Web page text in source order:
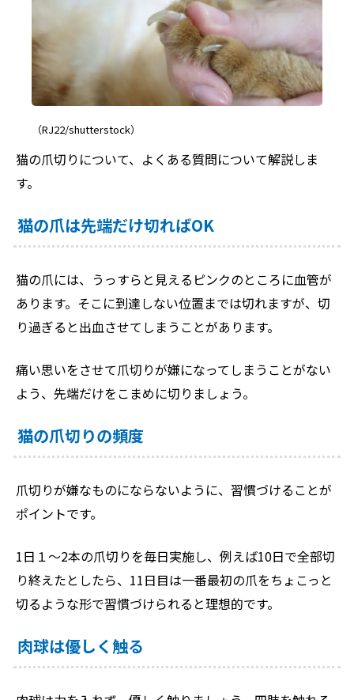
（RJ22/shutterstock）
猫の爪切りについて、よくある質問について解説しま
す。
猫の爪は先端だけ切ればOK
猫の爪には、うっすらと見えるピンクのところに血管が
あります。そこに到達しない位置までは切れますが、切
り過ぎると出血させてしまうことがあります。
痛い思いをさせて爪切りが嫌になってしまうことがない
よう、先端だけをこまめに切りましょう。
猫の爪切りの頻度
爪切りが嫌なものにならないように、習慣づけることが
ポイントです。
1日１～2本の爪切りを毎日実施し、例えば10日で全部切
り終えたとしたら、11日目は一番最初の爪をちょこっと
切るような形で習慣づけられると理想的です。
肉球は優しく触る